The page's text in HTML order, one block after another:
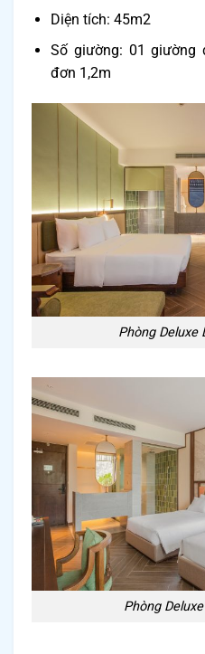
Diện tích: 45m2
Số giường: 01 giường
đơn 1,2m
Phòng Deluxe
Phòng